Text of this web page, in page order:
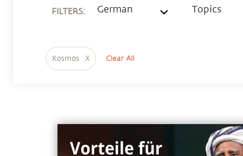
FILTERS: German Topics
Kosmos X Clear All